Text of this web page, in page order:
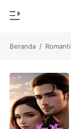
Beranda /
Riwayat
Genre
Modern
Romantis